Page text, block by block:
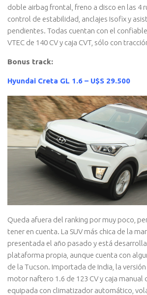
doble airbag frontal, freno a disco en las 4
control de estabilidad, anclajes Isofix y
pendientes. Todas cuentan con el
VTEC de 140 CV y caja CVT, sólo con
Bonus track:
Hyundai Creta GL 1.6 – U$S 29.500
Queda afuera del ranking por muy poco,
tener en cuenta. La SUV más chica de la
presentada el año pasado y está
plataforma propia, aunque cuenta con
de la Tucson. Importada de India, la versión
motor naftero 1.6 de 123 CV y caja manual
equipada con climatizador automático,